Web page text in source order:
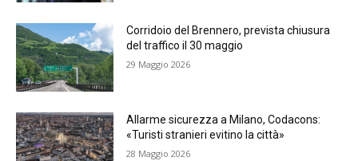
Corridoio del Brennero, prevista chiusura
del traffico il 30 maggio
29 Maggio 2026
Allarme sicurezza a Milano, Codacons:
«Turisti stranieri evitino la città»
28 Maggio 2026